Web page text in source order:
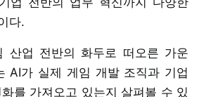
다.
산업 전반의 화두로 떠오른 가운
AI가 실제 게임 개발 조직과 기업
를 가져오고 있는지 살펴볼 수 있